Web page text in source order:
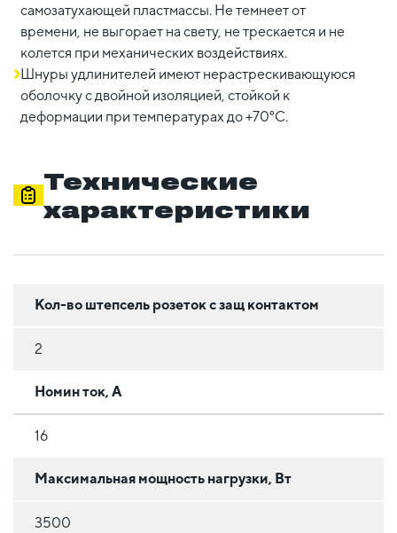
самозатухающей пластмассы. Не темнеет от
времени, не выгорает на свету, не трескается и не
колется при механических воздействиях.
Шнуры удлинителей имеют нерастрескивающуюся
оболочку с двойной изоляцией, стойкой к
деформации при температурах до +70°С.
Технические
характеристики
Кол-во штепсель розеток с защ контактом
2
Номин ток, А
16
Максимальная мощность нагрузки, Вт
3500